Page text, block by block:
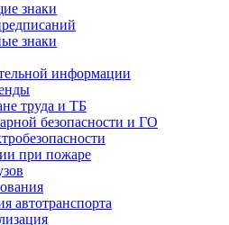
знаки
знаки
информации
труда и ТБ
безопасности и ГО
при пожаре
автотранспорта